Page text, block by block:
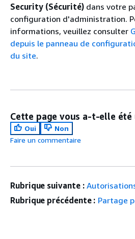
Security (Sécurité) dans votre
configuration d'administration.
informations, veuillez consulter
depuis le panneau de
du site.
Cette page vous a-t-elle été
Oui
Non
Faire un commentaire
Rubrique suivante :
Rubrique précédente : Partage